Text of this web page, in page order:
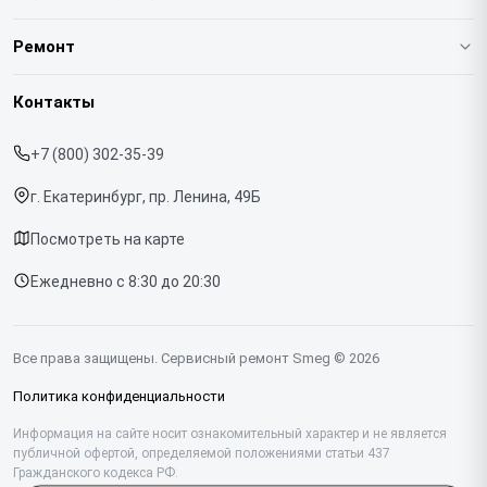
О нашем сервисе
Срочный ремонт
Доставка и способы оплаты
Диагностика
Контакты
Ремонт
Кофемашин
Винных шкафов
Вакууматоров
Вытяжек
Контакты
+7 (800) 302-35-39
г. Екатеринбург, пр. Ленина, 49Б
Посмотреть на карте
Ежедневно с 8:30 до 20:30
Все права защищены. Сервисный ремонт Smeg © 2026
Политика конфиденциальности
Информация на сайте носит ознакомительный характер и не является
публичной офертой, определяемой положениями статьи 437
Гражданского кодекса РФ.